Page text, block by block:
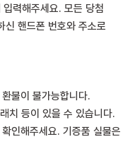
력해주세요. 모든 당첨
신 핸드폰 번호와 주소로
불이 불가능합니다.
치 등이 있을 수 있습니다.
인해주세요. 기증품 실물은